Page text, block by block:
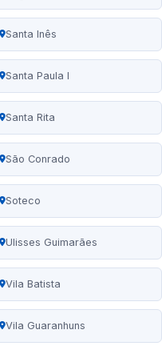
Santa Inês
Santa Paula I
Santa Rita
São Conrado
Soteco
Ulisses Guimarães
Vila Batista
Vila Guaranhuns